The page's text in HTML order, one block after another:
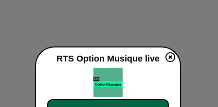
RTS Option Musique live